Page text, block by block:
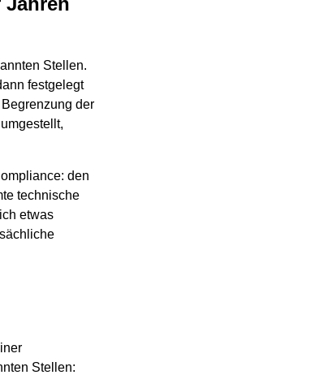
Stellen.
festgelegt
der
den
technische
etwas
Stellen: